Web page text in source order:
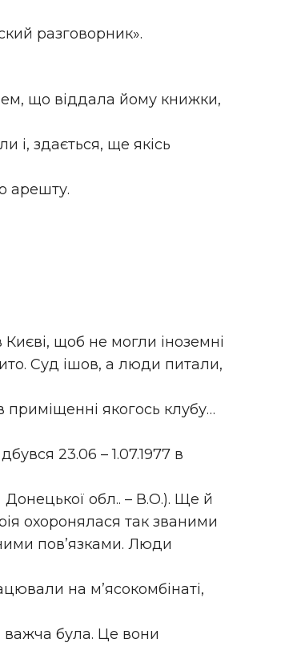
разговорник».
що віддала йому книжки,
і, здається, ще якісь
арешту.
щоб не могли іноземні
Суд ішов, а люди питали,
якогось клубу…
23.06 – 1.07.1977 в
Донецької обл.. – В.О.). Ще й
охоронялася так званими
пов’язками. Люди
на м’ясокомбінаті,
важча була. Це вони